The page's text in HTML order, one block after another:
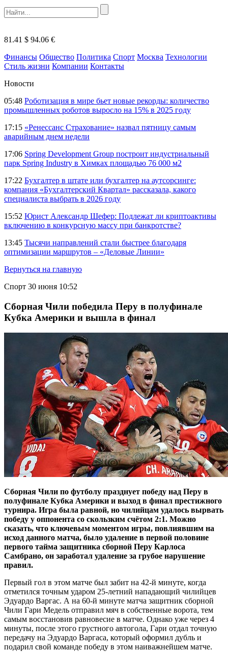
81.41 $ 94.06 €
Финансы Общество Политика Спорт Москва Технологии
Стиль жизни Компании Контакты
Новости
05:48 Роботизация в мире бьет новые рекорды: количество
промышленных роботов выросло на 15% в 2025 году
17:15 «Ренессанс Страхование» назвал пятницу самым
аварийным днем недели
17:06 Spring Development Group построит индустриальный
парк Spring Industry в Химках площадью 76 000 м2
17:22 Бухгалтер в штате или бухгалтер на аутсорсинге:
компания «Бухгалтерский Квартал» рассказала, какого
специалиста выбрать в 2026 году
15:52 Юрист Александр Шефер: Подлежат ли криптоактивы
включению в конкурсную массу при банкротстве?
13:45 Тысячи направлений стали быстрее благодаря
оптимизации маршрутов – «Деловые Линии»
Вернуться на главную
Спорт 30 июня 10:52
Сборная Чили победила Перу в полуфинале
Кубка Америки и вышла в финал
Сборная Чили по футболу празднует победу над Перу в
полуфинале Кубка Америки и выход в финал престижного
турнира. Игра была равной, но чилийцам удалось вырвать
победу у оппонента со скользким счётом 2:1. Можно
сказать, что ключевым моментом игры, повлиявшим на
исход данного матча, было удаление в первой половине
первого тайма защитника сборной Перу Карлоса
Самбрано, он заработал удаление за грубое нарушение
правил.
Первый гол в этом матче был забит на 42-й минуте, когда
отметился точным ударом 25-летний нападающий чилийцев
Эдуардо Варгас. А на 60-й минуте матча защитник сборной
Чили Гари Медель отправил мяч в собственные ворота, тем
самым восстановив равновесие в матче. Однако уже через 4
минуты, после этого грустного автогола, Гари отдал точную
передачу на Эдуардо Варгаса, который оформил дубль и
подарил свой команде победу в этом наиважнейшем матче.